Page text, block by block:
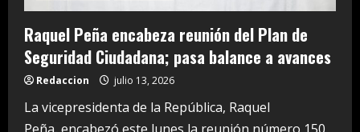
Raquel Peña encabeza reunión del Plan de
Seguridad Ciudadana; pasa balance a avances
Redaccion julio 13, 2026
La vicepresidenta de la República, Raquel